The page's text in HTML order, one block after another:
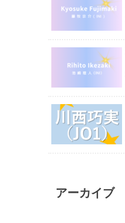
アーカイブ